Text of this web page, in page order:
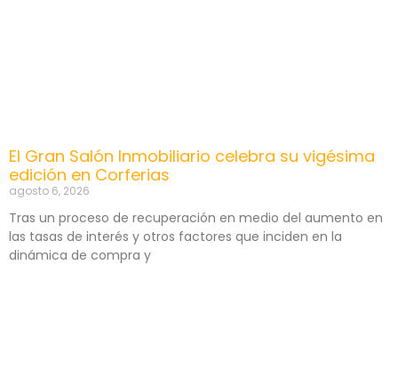
El Gran Salón Inmobiliario celebra su vigésima
edición en Corferias
agosto 6, 2026
Tras un proceso de recuperación en medio del aumento en
las tasas de interés y otros factores que inciden en la
dinámica de compra y